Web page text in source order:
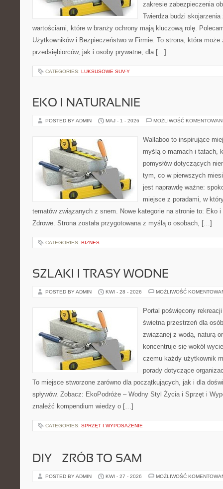
zakresie zabezpieczenia
Twierdza budzi
wartościami, które w branży ochrony mają kluczową rolę.
Użytkowników i Bezpieczeństwo w Firmie. To strona, która może
przedsiębiorców, jak i osoby prywatne, dla […]
CATEGORIES: LUKSUSOWE SUV-Y
EKO I NATURALNIE
POSTED BY ADMIN MAJ - 1 - 2026 MOŻLIWOŚĆ
Wallaboo to inspirujące
myślą o mamach i tatach,
pomysłów dotyczących
tym, co w pierwszych
jest naprawdę ważne:
miejsce z poradami, w
tematów związanych z snem. Nowe kategorie na stronie to: Eko
Zdrowe. Strona została przygotowana z myślą o osobach, […]
CATEGORIES: BIZNES
SZLAKI I TRASY WODNE
POSTED BY ADMIN KWI - 28 - 2026 MOŻLIWOŚĆ
Portal poświęcony
świetna przestrzeń dla
związanej z wodą, naturą
koncentruje się wokół
czemu każdy użytkownik
porady dotyczące
To miejsce stworzone zarówno dla początkujących, jak i dla
spływów. Zobacz: EkoPodróże – Wodny Styl Życia i Sprzęt i
znaleźć kompendium wiedzy o […]
CATEGORIES: SPRZĘT I WYPOSAŻENIE
DIY – ZRÓB TO SAM
POSTED BY ADMIN KWI - 27 - 2026 MOŻLIWOŚĆ